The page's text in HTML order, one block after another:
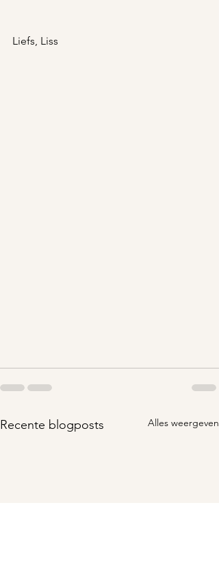
Liefs, Liss
Recente blogposts Alles weergeven